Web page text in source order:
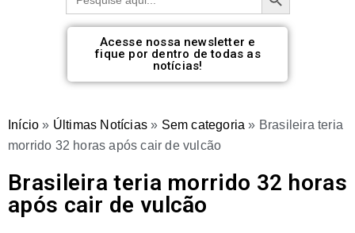
Acesse nossa newsletter e
fique por dentro de todas as
notícias!
Início » Últimas Notícias » Sem categoria » Brasileira teria
morrido 32 horas após cair de vulcão
Brasileira teria morrido 32 horas
após cair de vulcão